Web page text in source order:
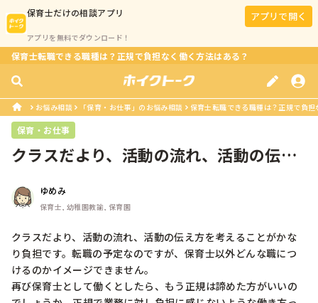
保育士だけの相談アプリ
アプリを無料でダウンロード！
アプリで開く
保育士転職できる職種は？正規で負担なく働く方法はある？
お悩み相談 「保育・お仕事」のお悩み相談 保育士転職できる職種は？正規で負
保育・お仕事
クラスだより、活動の流れ、活動の伝え
ゆめみ
保育士, 幼稚園教諭, 保育園
クラスだより、活動の流れ、活動の伝え方を考えることがかな
り負担です。転職の予定なのですが、保育士以外どんな職につ
けるのかイメージできません。
再び保育士として働くとしたら、もう正規は諦めた方がいいの